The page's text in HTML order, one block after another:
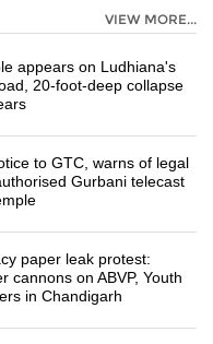
VIEW MORE...
appears on Ludhiana's
20-foot-deep collapse
to GTC, warns of legal
Gurbani telecast
paper leak protest:
cannons on ABVP, Youth
in Chandigarh